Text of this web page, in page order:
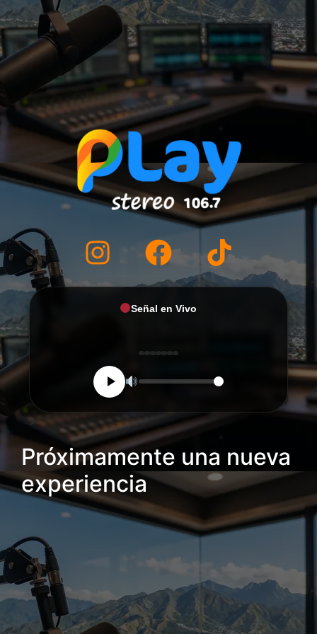
Señal en Vivo
>
Próximamente una nueva
experiencia